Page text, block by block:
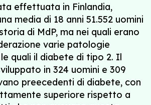
effettuata in Finlandia,
media di 18 anni 51.552 uomini
di MdP, ma nei quali erano
varie patologie
quali il diabete di tipo 2. Il
in 324 uomini e 309
preecedenti di diabete, con
superiore rispetto a